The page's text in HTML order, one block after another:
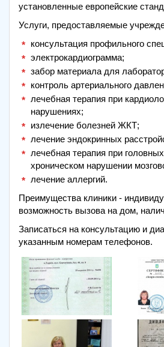
установленные европейские
Услуги, предоставляемые
консультация профильного
электрокардиограмма;
забор материала для
контроль артериального
лечебная терапия при
нарушениях;
излечение болезней ЖКТ;
лечение эндокринных
лечебная терапия при
хроническом нарушении
лечение аллергий.
Преимущества клиники -
возможность вызова на дом,
Записаться на консультацию и
указанным номерам телефонов.